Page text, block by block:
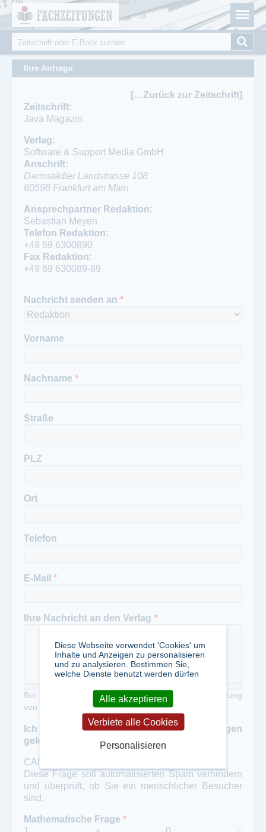
Fachzeitungen.de - Das unabhängige Portal für
Fachmagazine Fachpublikationen & eBooks
Suchformular
Suche
Ihre Anfrage
[... Zurück zur Zeitschrift]
Zeitschrift:
Java Magazin
Verlag:
Software & Support Media GmbH
Anschrift:
Darmstädter Landstrasse 108
60598 Frankfurt am Main
Ansprechpartner:
Frank Stepan
Telefon:
069-630089 0
Fax:
069-630089 89
Telefon:
+49 69 630089-20
Fax:
+49 69 630089-89
Ansprechpartner Redaktion:
Sebastian Meyen
Telefon Redaktion:
+49 69 6300890
Fax Redaktion:
+49 69 630089-89
Nachricht senden an *
Vorname
Nachname *
Straße
PLZ
Ort
Telefon
E-Mail *
Ihre Nachricht an den Verlag *
Bei Zweckentfremdung unseres Portals zur Verbreitung
von Werbung erheben wir eine Gebühr von 50,- €
Ich habe die Datenschutzbestimmungen
gelesen und akzeptiert
CAPTCHA
Diese Frage soll automatisierten Spam verhindern
und überprüft, ob Sie ein menschlicher Besucher
sind.
Mathematische Frage *
Cookie-Einstellungen
Diese Webseite verwendet 'Cookies' um
Inhalte und Anzeigen zu personalisieren
und zu analysieren. Bestimmen Sie,
welche Dienste benutzt werden dürfen
Alle akzeptieren
Verbiete alle Cookies
Personalisieren